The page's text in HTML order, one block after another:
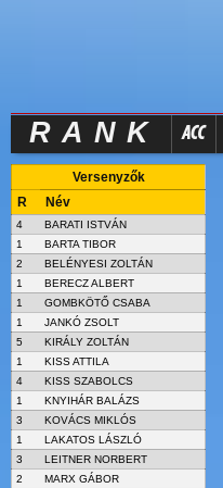
RANK
Versenyzők
R
Név
4
BARATI ISTVÁN
1
BARTA TIBOR
2
BELÉNYESI ZOLTÁN
1
BERECZ ALBERT
1
GOMBKÖTŐ CSABA
1
JANKÓ ZSOLT
5
KIRÁLY ZOLTÁN
1
KISS ATTILA
4
KISS SZABOLCS
1
KNYIHÁR BALÁZS
3
KOVÁCS MIKLÓS
1
LAKATOS LÁSZLÓ
3
LEITNER NORBERT
2
MARX GÁBOR